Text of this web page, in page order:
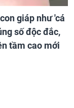
giáp như 'cá
số độc đắc,
tầm cao mới